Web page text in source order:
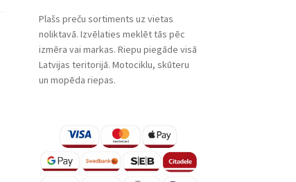
Plašs preču sortiments uz vietas
noliktavā. Izvēlaties meklēt tās pēc
izmēra vai markas. Riepu piegāde visā
Latvijas teritorijā. Motociklu, skūteru
un mopēda riepas.